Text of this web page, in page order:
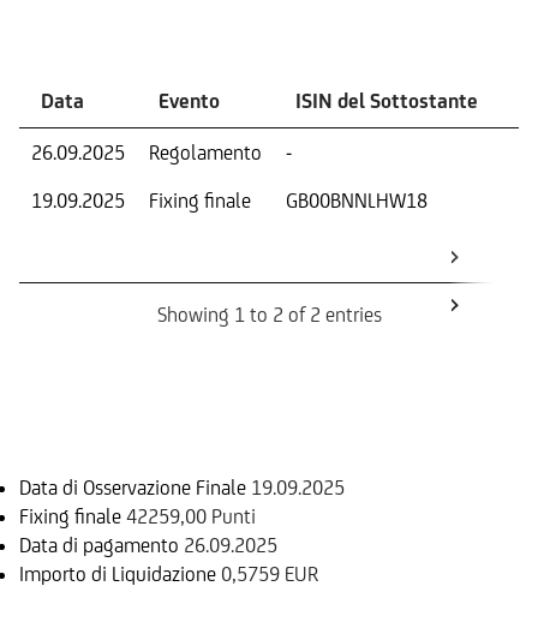
Data Evento ISIN del Sottostante
26.09.2025 Regolamento -
19.09.2025
Fixing finale GB00BNNLHW18
Showing 1 to 2 of 2 entries
Data di Osservazione Finale 19.09.2025
Fixing finale 42259,00 Punti
Data di pagamento 26.09.2025
Importo di Liquidazione 0,5759 EUR